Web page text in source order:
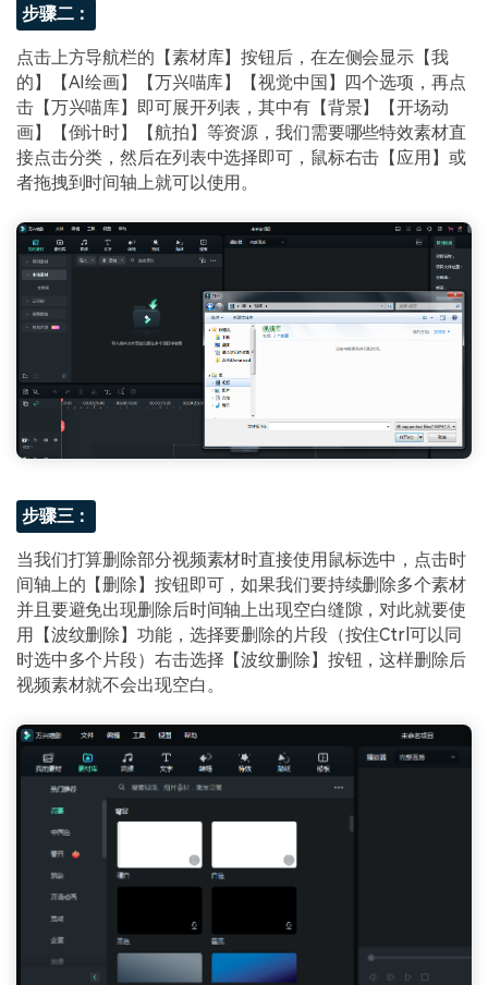
步骤二：
点击上方导航栏的【素材库】按钮后，在左侧会显示【我
的】【AI绘画】【万兴喵库】【视觉中国】四个选项，再点
击【万兴喵库】即可展开列表，其中有【背景】【开场动
画】【倒计时】【航拍】等资源，我们需要哪些特效素材直
接点击分类，然后在列表中选择即可，鼠标右击【应用】或
者拖拽到时间轴上就可以使用。
步骤三：
当我们打算删除部分视频素材时直接使用鼠标选中，点击时
间轴上的【删除】按钮即可，如果我们要持续删除多个素材
并且要避免出现删除后时间轴上出现空白缝隙，对此就要使
用【波纹删除】功能，选择要删除的片段（按住Ctrl可以同
时选中多个片段）右击选择【波纹删除】按钮，这样删除后
视频素材就不会出现空白。